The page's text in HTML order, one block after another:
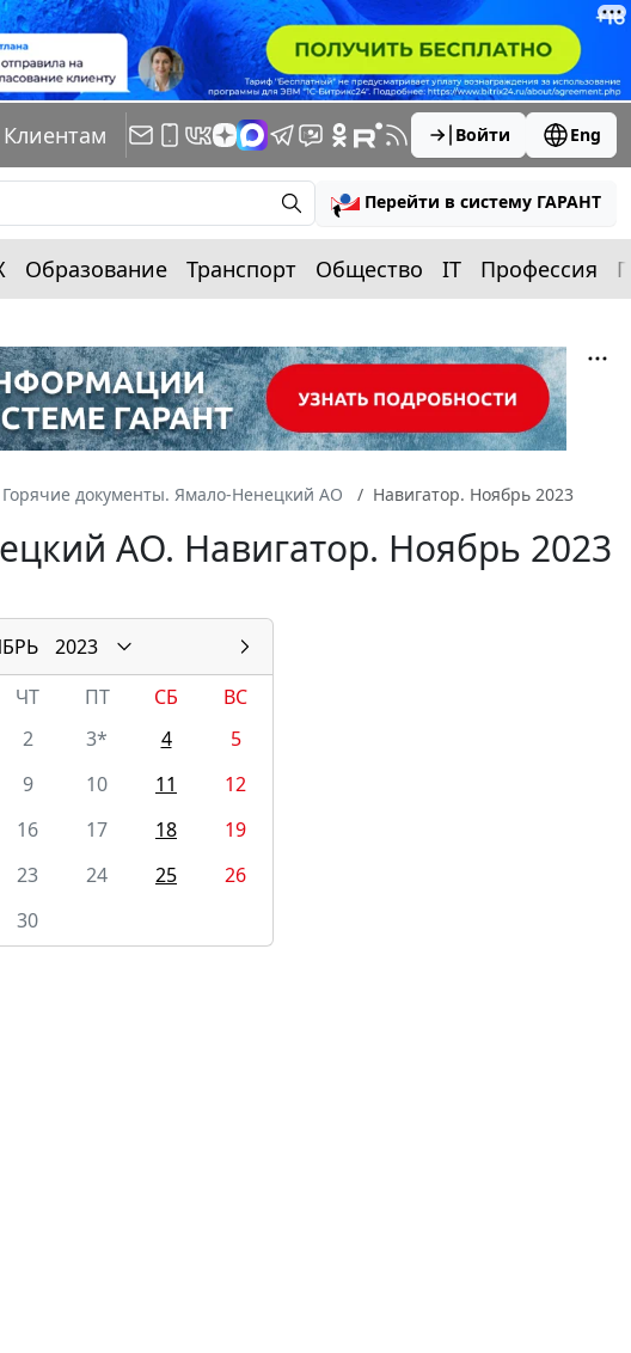
Клиентам Войти Eng
Перейти в систему ГАРАНТ
Образование Транспорт Общество IT Профессия
Горячие документы. Ямало-Ненецкий АО Навигатор. Ноябрь 2023
АО. Навигатор. Ноябрь 2023
2023
ЧТ ПТ СБ
ВС
2 3* 4
5
9 10 11
12
16 17 18
19
23 24 25
26
30